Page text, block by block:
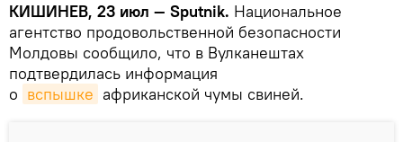
КИШИНЕВ, 23 июл — Sputnik. Национальное
агентство продовольственной безопасности
Молдовы сообщило, что в Вулканештах
подтвердилась информация
о вспышке африканской чумы свиней.